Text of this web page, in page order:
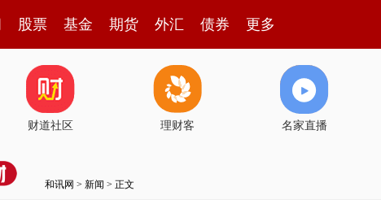
股票 基金 期货 外汇 债券 更多
财道社区 理财客 名家直播
和讯网 > 新闻 > 正文